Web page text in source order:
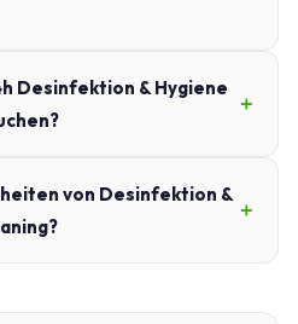
Desinfektion & Hygiene
von Desinfektion &